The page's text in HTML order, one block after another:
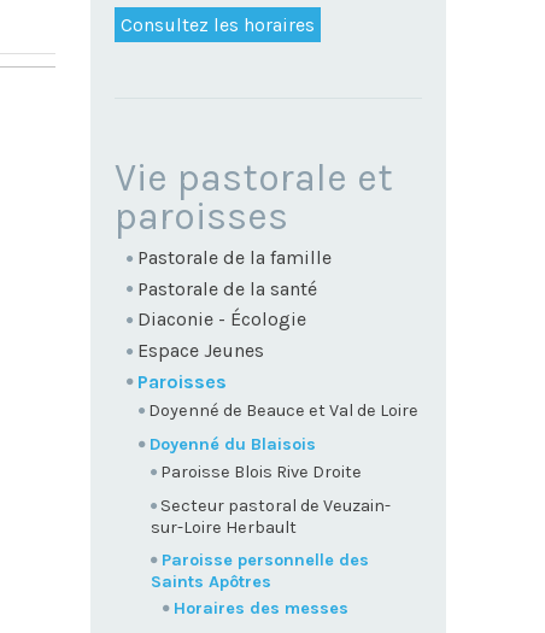
Consultez les horaires
NAVIGATION
Vie pastorale et
paroisses
Pastorale de la famille
Pastorale de la santé
Diaconie - Écologie
Espace Jeunes
Paroisses
Doyenné de Beauce et Val de Loire
Doyenné du Blaisois
Paroisse Blois Rive Droite
Secteur pastoral de Veuzain-
sur-Loire Herbault
Paroisse personnelle des
Saints Apôtres
Horaires des messes